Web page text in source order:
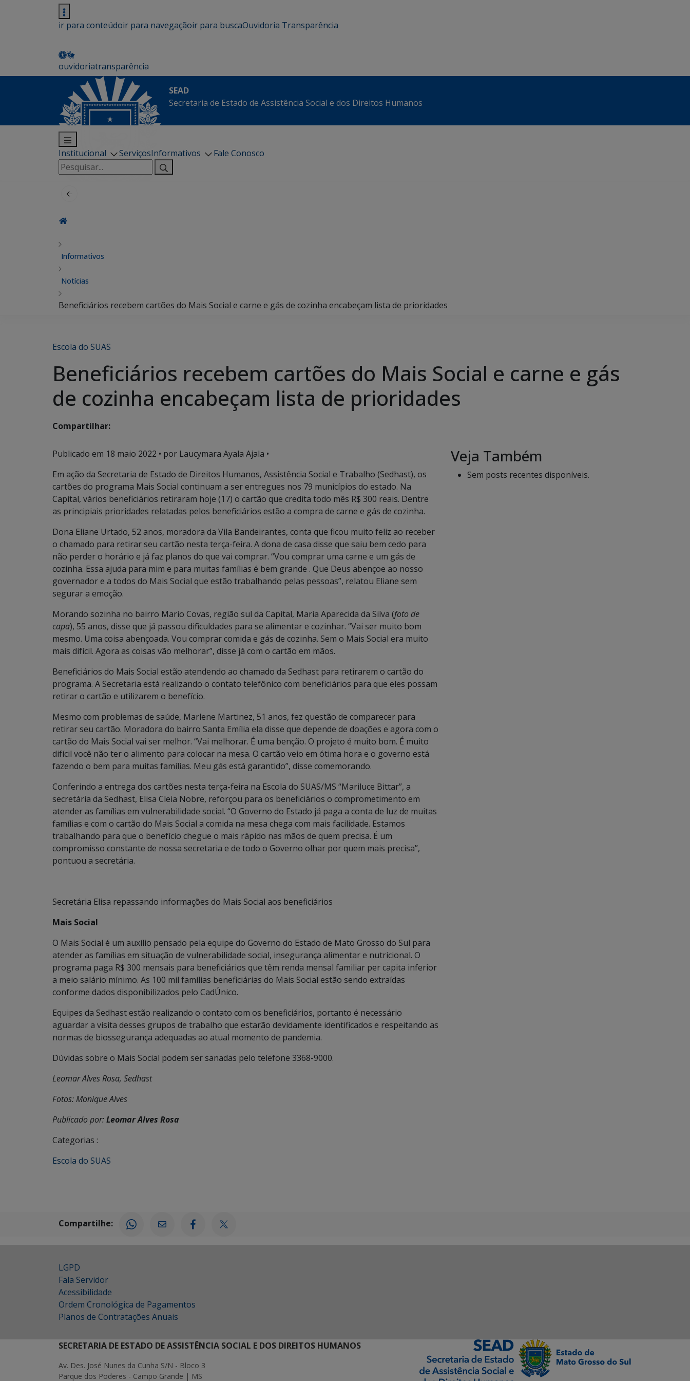
ir para conteúdoir para navegaçãoir para buscaOuvidoria Transparência
ouvidoriatransparência
SEAD
Secretaria de Estado de Assistência Social e dos Direitos Humanos
Institucional ServiçosInformativos
Fale Conosco
Pesquisar
por:
Informativos
Notícias
Beneficiários recebem cartões do Mais Social e carne e gás de cozinha encabeçam lista de prioridades
Escola do SUAS
Beneficiários recebem cartões do Mais Social e carne e gás
de cozinha encabeçam lista de prioridades
Compartilhar:
Publicado em 18 maio 2022 • por Laucymara Ayala Ajala •
Em ação da Secretaria de Estado de Direitos Humanos, Assistência Social e Trabalho (Sedhast), os
cartões do programa Mais Social continuam a ser entregues nos 79 municípios do estado. Na
Capital, vários beneficiários retiraram hoje (17) o cartão que credita todo mês R$ 300 reais. Dentre
as principiais prioridades relatadas pelos beneficiários estão a compra de carne e gás de cozinha.
Dona Eliane Urtado, 52 anos, moradora da Vila Bandeirantes, conta que ficou muito feliz ao receber
o chamado para retirar seu cartão nesta terça-feira. A dona de casa disse que saiu bem cedo para
não perder o horário e já faz planos do que vai comprar. “Vou comprar uma carne e um gás de
cozinha. Essa ajuda para mim e para muitas famílias é bem grande . Que Deus abençoe ao nosso
governador e a todos do Mais Social que estão trabalhando pelas pessoas”, relatou Eliane sem
segurar a emoção.
Morando sozinha no bairro Mario Covas, região sul da Capital, Maria Aparecida da Silva (foto de
capa), 55 anos, disse que já passou dificuldades para se alimentar e cozinhar. “Vai ser muito bom
mesmo. Uma coisa abençoada. Vou comprar comida e gás de cozinha. Sem o Mais Social era muito
mais difícil. Agora as coisas vão melhorar”, disse já com o cartão em mãos.
Beneficiários do Mais Social estão atendendo ao chamado da Sedhast para retirarem o cartão do
programa. A Secretaria está realizando o contato telefônico com beneficiários para que eles possam
retirar o cartão e utilizarem o benefício.
Mesmo com problemas de saúde, Marlene Martinez, 51 anos, fez questão de comparecer para
retirar seu cartão. Moradora do bairro Santa Emília ela disse que depende de doações e agora com o
cartão do Mais Social vai ser melhor. “Vai melhorar. É uma benção. O projeto é muito bom. É muito
difícil você não ter o alimento para colocar na mesa. O cartão veio em ótima hora e o governo está
fazendo o bem para muitas famílias. Meu gás está garantido”, disse comemorando.
Conferindo a entrega dos cartões nesta terça-feira na Escola do SUAS/MS “Mariluce Bittar”, a
secretária da Sedhast, Elisa Cleia Nobre, reforçou para os beneficiários o comprometimento em
atender as famílias em vulnerabilidade social. “O Governo do Estado já paga a conta de luz de muitas
famílias e com o cartão do Mais Social a comida na mesa chega com mais facilidade. Estamos
trabalhando para que o benefício chegue o mais rápido nas mãos de quem precisa. É um
compromisso constante de nossa secretaria e de todo o Governo olhar por quem mais precisa”,
pontuou a secretária.
Secretária Elisa repassando informações do Mais Social aos beneficiários
Mais Social
O Mais Social é um auxílio pensado pela equipe do Governo do Estado de Mato Grosso do Sul para
atender as famílias em situação de vulnerabilidade social, insegurança alimentar e nutricional. O
programa paga R$ 300 mensais para beneficiários que têm renda mensal familiar per capita inferior
a meio salário mínimo. As 100 mil famílias beneficiárias do Mais Social estão sendo extraídas
conforme dados disponibilizados pelo CadÚnico.
Equipes da Sedhast estão realizando o contato com os beneficiários, portanto é necessário
aguardar a visita desses grupos de trabalho que estarão devidamente identificados e respeitando as
normas de biossegurança adequadas ao atual momento de pandemia.
Dúvidas sobre o Mais Social podem ser sanadas pelo telefone 3368-9000.
Leomar Alves Rosa, Sedhast
Fotos: Monique Alves
Publicado por:Leomar Alves Rosa
Categorias :
Escola do SUAS
Veja Também
Sem posts recentes disponíveis.
Compartilhe:
LGPD
Fala Servidor
Acessibilidade
Ordem Cronológica de Pagamentos
Planos de Contratações Anuais
SECRETARIA DE ESTADO DE ASSISTÊNCIA SOCIAL E DOS DIREITOS HUMANOS
Av. Des. José Nunes da Cunha S/N - Bloco 3
Parque dos Poderes - Campo Grande | MS